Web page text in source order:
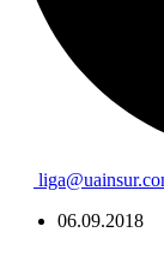
06.09.2018